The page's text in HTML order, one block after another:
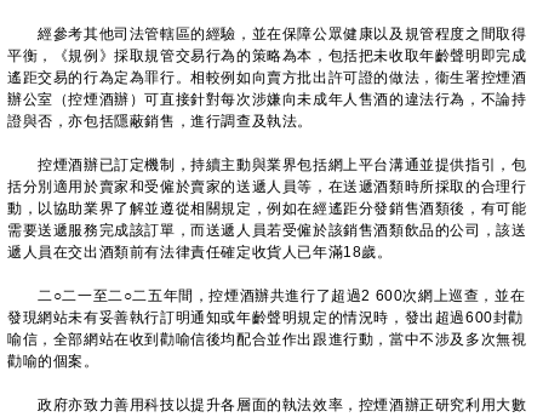
經參考其他司法管轄區的經驗，並在保障公眾健康以及規管程度之間取得
平衡，《規例》採取規管交易行為的策略為本，包括把未收取年齡聲明即完成
遙距交易的行為定為罪行。相較例如向賣方批出許可證的做法，衞生署控煙酒
辦公室（控煙酒辦）可直接針對每次涉嫌向未成年人售酒的違法行為，不論持
證與否，亦包括隱蔽銷售，進行調查及執法。
控煙酒辦已訂定機制，持續主動與業界包括網上平台溝通並提供指引，包
括分別適用於賣家和受僱於賣家的送遞人員等，在送遞酒類時所採取的合理行
動，以協助業界了解並遵從相關規定，例如在經遙距分發銷售酒類後，有可能
需要送遞服務完成該訂單，而送遞人員若受僱於該銷售酒類飲品的公司，該送
遞人員在交出酒類前有法律責任確定收貨人已年滿18歲。
二○二一至二○二五年間，控煙酒辦共進行了超過2 600次網上巡查，並在
發現網站未有妥善執行訂明通知或年齡聲明規定的情況時，發出超過600封勸
喻信，全部網站在收到勸喻信後均配合並作出跟進行動，當中不涉及多次無視
勸喻的個案。
政府亦致力善用科技以提升各層面的執法效率，控煙酒辦正研究利用大數